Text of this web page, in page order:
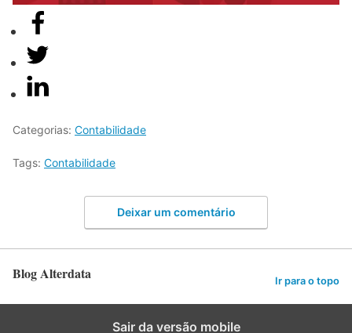
Categorias: Contabilidade
Tags: Contabilidade
Deixar um comentário
Blog Alterdata Ir para o topo
Sair da versão mobile